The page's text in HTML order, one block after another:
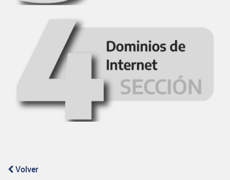
Volver